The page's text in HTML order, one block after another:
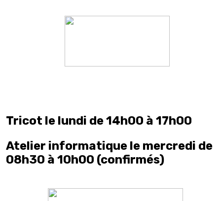
Tricot le lundi de 14h00 à 17h00
Atelier informatique le mercredi de
08h30 à 10h00 (confirmés)